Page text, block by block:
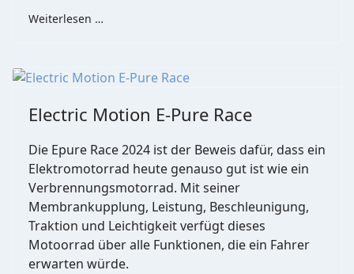
Weiterlesen …
Electric Motion E-Pure Race
Die Epure Race 2024 ist der Beweis dafür, dass ein
Elektromotorrad heute genauso gut ist wie ein
Verbrennungsmotorrad. Mit seiner
Membrankupplung, Leistung, Beschleunigung,
Traktion und Leichtigkeit verfügt dieses
Motoorrad über alle Funktionen, die ein Fahrer
erwarten würde.